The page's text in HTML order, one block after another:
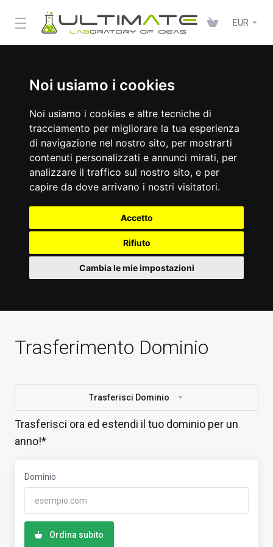
Noi usiamo i cookies
Noi usiamo i cookies e altre tecniche di
tracciamento per migliorare la tua esperienza
di navigazione nel nostro sito, per mostrarti
contenuti personalizzati e annunci mirati, per
analizzare il traffico sul nostro sito, e per
capire da dove arrivano i nostri visitatori.
Accetto
Rifiuto
Cambia le mie impostazioni
EUR
Trasferimento Dominio
Trasferisci Dominio
Trasferisci ora ed estendi il tuo dominio per un
anno!*
Dominio
Ordina subito